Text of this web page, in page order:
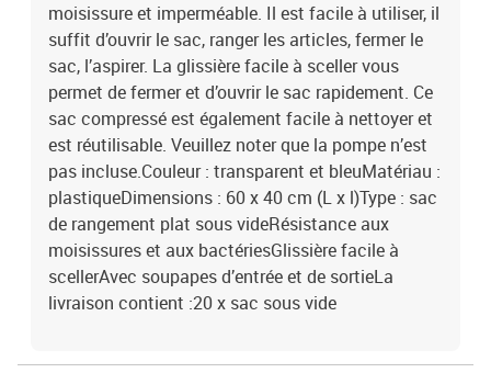
moisissure et imperméable. Il est facile à utiliser, il
suffit d’ouvrir le sac, ranger les articles, fermer le
sac, l’aspirer. La glissière facile à sceller vous
permet de fermer et d’ouvrir le sac rapidement. Ce
sac compressé est également facile à nettoyer et
est réutilisable. Veuillez noter que la pompe n’est
pas incluse.Couleur : transparent et bleuMatériau :
plastiqueDimensions : 60 x 40 cm (L x l)Type : sac
de rangement plat sous videRésistance aux
moisissures et aux bactériesGlissière facile à
scellerAvec soupapes d’entrée et de sortieLa
livraison contient :20 x sac sous vide